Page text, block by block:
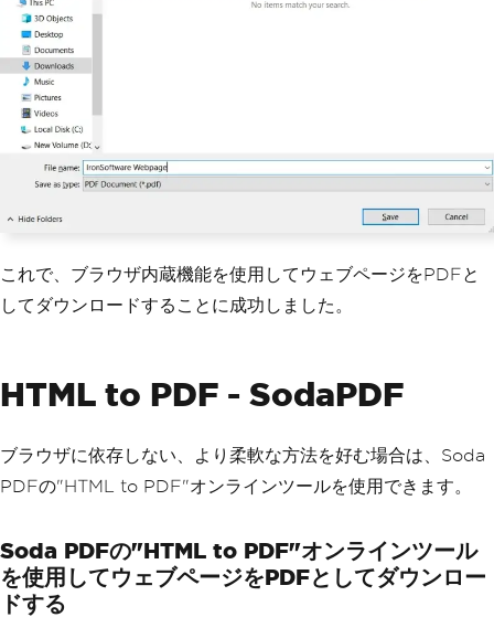
これで、ブラウザ内蔵機能を使用してウェブページをPDFと
してダウンロードすることに成功しました。
HTML to PDF - SodaPDF
ブラウザに依存しない、より柔軟な方法を好む場合は、Soda
PDFの"HTML to PDF"オンラインツールを使用できます。
Soda PDFの"HTML to PDF"オンラインツール
を使用してウェブページをPDFとしてダウンロー
ドする